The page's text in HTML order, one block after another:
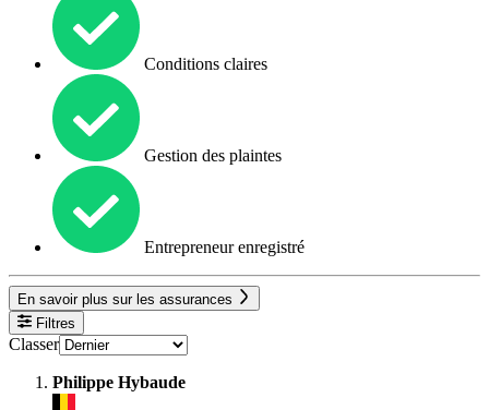
Conditions claires
Gestion des plaintes
Entrepreneur enregistré
En savoir plus sur les assurances
Filtres
Classer
Philippe Hybaude